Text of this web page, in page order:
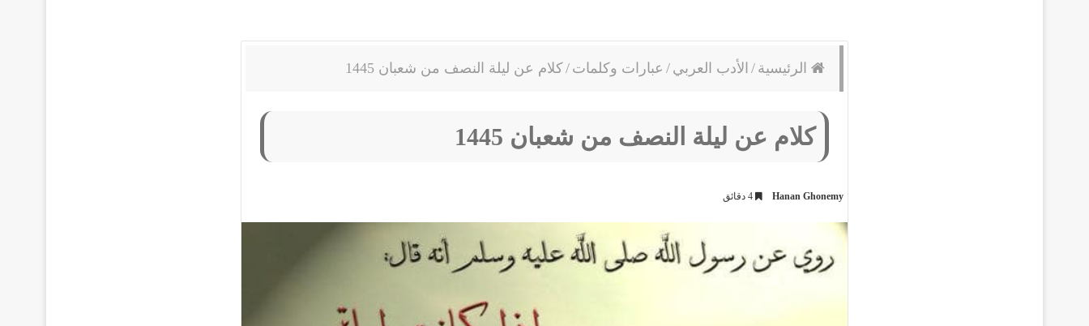
الرئيسية / الأدب العربي / عبارات وكلمات /كلام عن ليلة النصف من شعبان 1445
كلام عن ليلة النصف من شعبان 1445
Hanan Ghonemy